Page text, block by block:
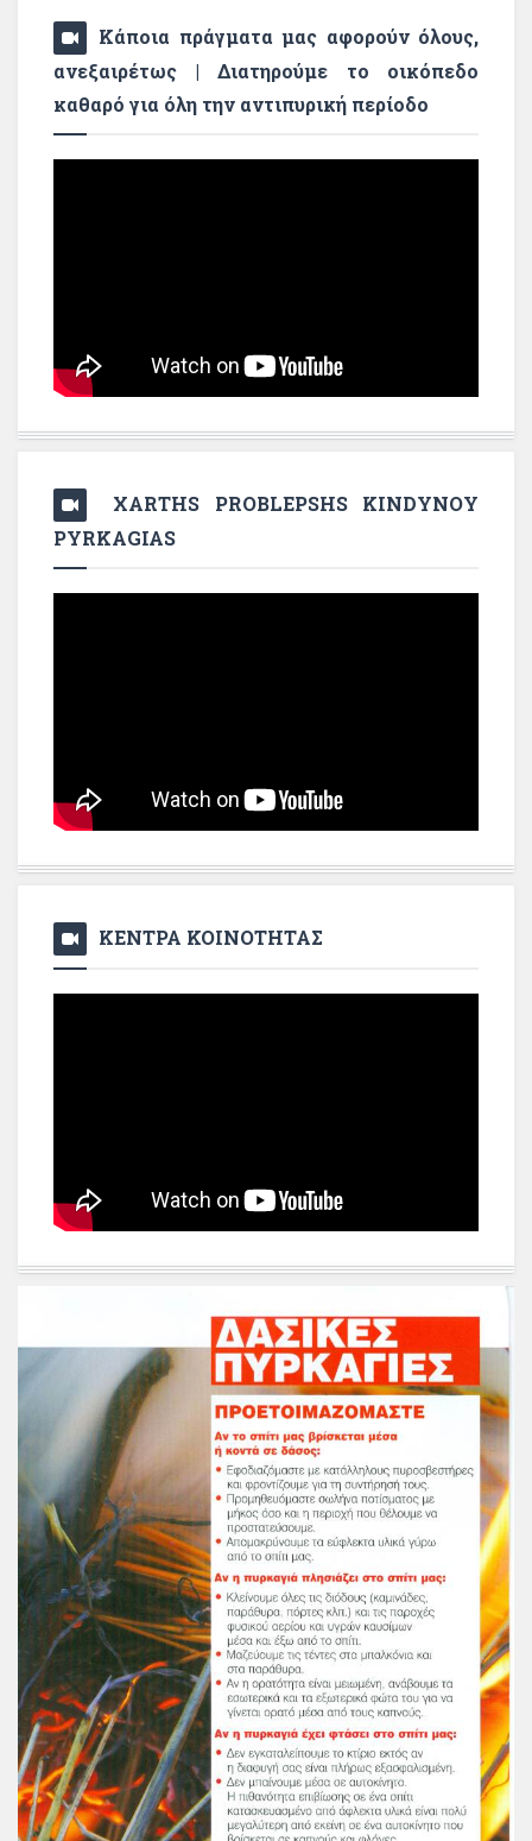
Κάποια πράγματα μας αφορούν όλους,
ανεξαιρέτως | Διατηρούμε το οικόπεδο
καθαρό για όλη την αντιπυρική περίοδο
XARTHS PROBLEPSHS KINDYNOY
PYRKAGIAS
ΚΕΝΤΡΑ ΚΟΙΝΟΤΗΤΑΣ